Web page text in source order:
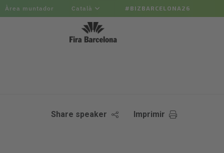
Àrea muntador Català #BIZBARCELONA26
Share speaker Imprimir